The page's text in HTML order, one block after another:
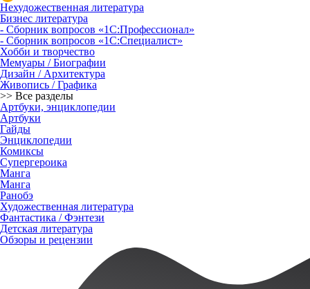
Нехудожественная литература
Бизнес литература
- Сборник вопросов «1С:Профессионал»
- Сборник вопросов «1С:Специалист»
Хобби и творчество
Мемуары / Биографии
Дизайн / Архитектура
Живопись / Графика
>> Все разделы
Артбуки, энциклопедии
Артбуки
Гайды
Энциклопедии
Комиксы
Супергероика
Манга
Манга
Ранобэ
Художественная литература
Фантастика / Фэнтези
Детская литература
Обзоры и рецензии